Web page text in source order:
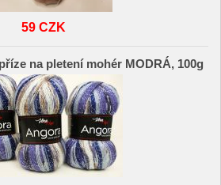
59 CZK
na pletení mohér MODRÁ, 100g